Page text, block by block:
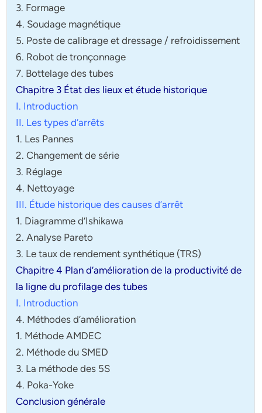
3. Formage
4. Soudage magnétique
5. Poste de calibrage et dressage / refroidissement
6. Robot de tronçonnage
7. Bottelage des tubes
Chapitre 3 État des lieux et étude historique
I. Introduction
II. Les types d’arrêts
1. Les Pannes
2. Changement de série
3. Réglage
4. Nettoyage
III. Étude historique des causes d’arrêt
1. Diagramme d’Ishikawa
2. Analyse Pareto
3. Le taux de rendement synthétique (TRS)
Chapitre 4 Plan d’amélioration de la productivité de
la ligne du profilage des tubes
I. Introduction
4. Méthodes d’amélioration
1. Méthode AMDEC
2. Méthode du SMED
3. La méthode des 5S
4. Poka-Yoke
Conclusion générale